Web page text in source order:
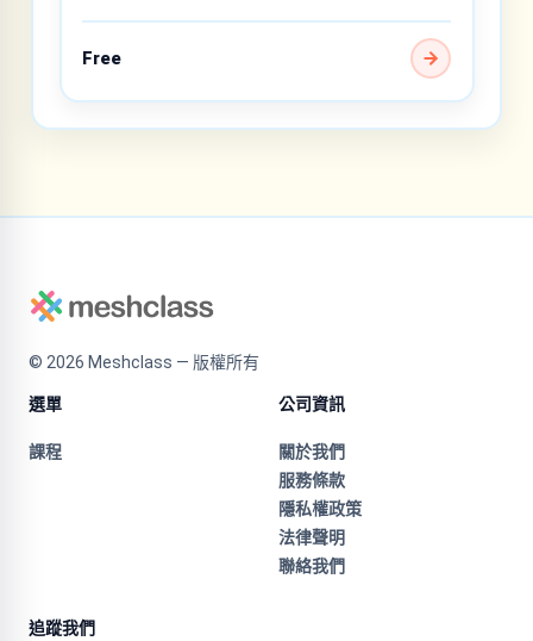
Free
© 2026 Meshclass — 版權所有
選單
課程
公司資訊
關於我們
服務條款
隱私權政策
法律聲明
聯絡我們
追蹤我們